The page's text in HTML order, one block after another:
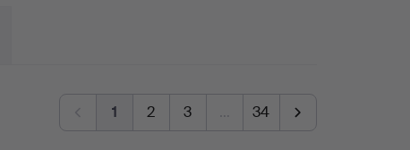
1 2 3 … 34